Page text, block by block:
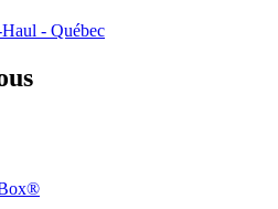
- Québec